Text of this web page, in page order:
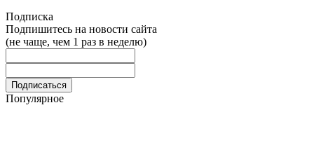
Подписка
Подпишитесь на новости сайта
(не чаще, чем 1 раз в неделю)
Популярное